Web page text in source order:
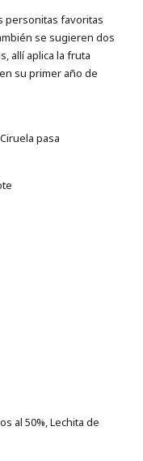
personitas favoritas
se sugieren dos
allí aplica la fruta
su primer año de
pasa
al 50%, Lechita de